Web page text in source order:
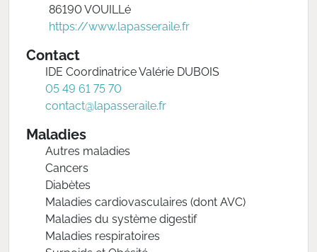
86190 VOUILLé
https://www.lapasseraile.fr
Contact
IDE Coordinatrice Valérie DUBOIS
05 49 61 75 70
contact@lapasseraile.fr
Maladies
Autres maladies
Cancers
Diabètes
Maladies cardiovasculaires (dont AVC)
Maladies du système digestif
Maladies respiratoires